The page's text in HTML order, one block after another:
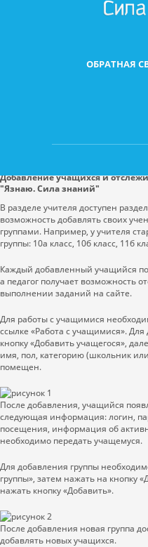
ОБРАТНАЯ
Добавление учащихся и
"Язнаю. Сила знаний"
В разделе учителя доступен
возможность добавлять своих
группами. Например, у учителя
группы: 10а класс, 10б класс, 11б
Каждый добавленный учащийся
а педагог получает возможность
выполнении заданий на сайте.
Для работы с учащимися
ссылке «Работа с учащимися».
кнопку «Добавить учащегося»,
имя, пол, категорию (школьник
помещен.
После добавления, учащийся
следующая информация: логин,
посещения, информация об
необходимо передать учащемуся.
Для добавления группы
группы», затем нажать на кнопку
нажать кнопку «Добавить».
После добавления новая группа
добавлять новых учащихся.